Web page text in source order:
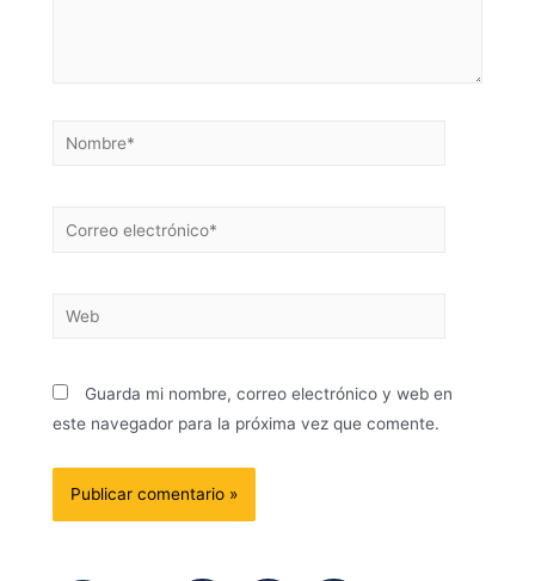
Guarda mi nombre, correo electrónico y web en
este navegador para la próxima vez que comente.